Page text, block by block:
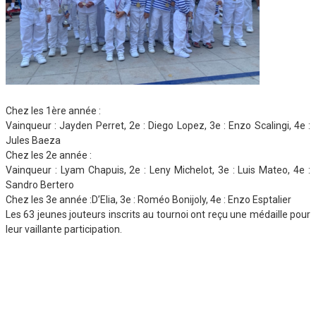
Chez les 1ère année :
Vainqueur : Jayden Perret, 2e : Diego Lopez, 3e : Enzo Scalingi, 4e :
Jules Baeza
Chez les 2e année :
Vainqueur : Lyam Chapuis, 2e : Leny Michelot, 3e : Luis Mateo, 4e :
Sandro Bertero
Chez les 3e année :D’Elia, 3e : Roméo Bonijoly, 4e : Enzo Esptalier
Les 63 jeunes jouteurs inscrits au tournoi ont reçu une médaille pour
leur vaillante participation.